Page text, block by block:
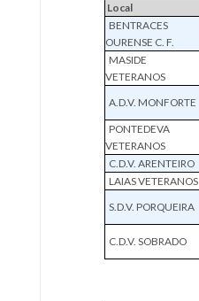
Local
BENTRACES
OURENSE C. F.
MASIDE
VETERANOS
A.D.V. MONFORTE
PONTEDEVA
VETERANOS
C.D.V. ARENTEIRO
LAIAS VETERANOS
S.D.V. PORQUEIRA
C.D.V. SOBRADO